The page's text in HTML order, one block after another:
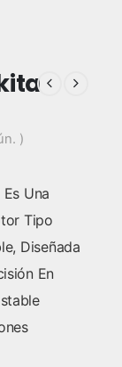
)
Es Una
Tipo
Diseñada
En